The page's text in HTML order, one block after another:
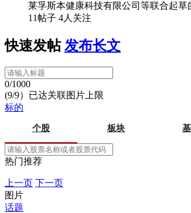
莱孚斯本健康科技有限公司等联合起
11帖子 4人关注
快速发帖 发布长文
0/1000
(9/9）已达关联图片上限
标的
个股 板块
热门推荐
上一页 下一页
图片
话题